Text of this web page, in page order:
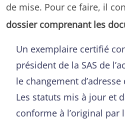
de mise. Pour ce faire, il
dossier comprenant les
Un exemplaire certifié
président de la SAS de
le changement
Les statuts mis à jour et
conforme à l’original par